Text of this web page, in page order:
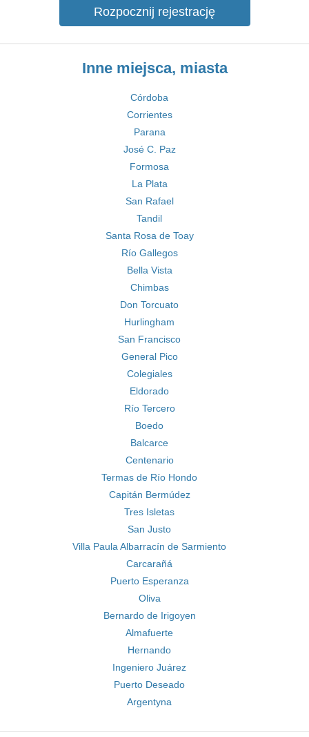
Rozpocznij rejestrację
Inne miejsca, miasta
Córdoba
Corrientes
Parana
José C. Paz
Formosa
La Plata
San Rafael
Tandil
Santa Rosa de Toay
Río Gallegos
Bella Vista
Chimbas
Don Torcuato
Hurlingham
San Francisco
General Pico
Colegiales
Eldorado
Río Tercero
Boedo
Balcarce
Centenario
Termas de Río Hondo
Capitán Bermúdez
Tres Isletas
San Justo
Villa Paula Albarracín de Sarmiento
Carcarañá
Puerto Esperanza
Oliva
Bernardo de Irigoyen
Almafuerte
Hernando
Ingeniero Juárez
Puerto Deseado
Argentyna